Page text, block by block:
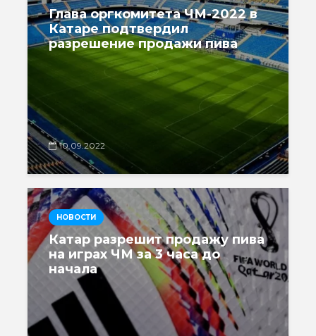
Глава оргкомитета ЧМ-2022 в
Катаре подтвердил
разрешение продажи пива
10.09.2022
НОВОСТИ
Катар разрешит продажу пива
на играх ЧМ за 3 часа до
начала